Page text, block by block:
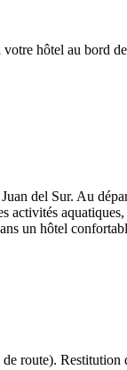
hôtel au bord
del Sur. Au
un hôtel
route).